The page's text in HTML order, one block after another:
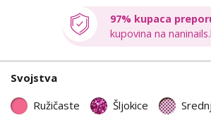
97% kupaca
kupovina na
Svojstva
Ružičaste Šljokice